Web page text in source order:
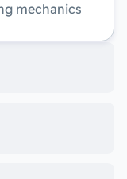
mechanics.